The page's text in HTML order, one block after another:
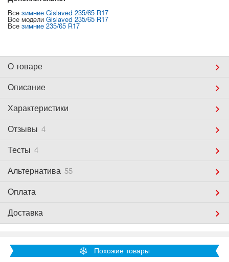
Все зимние Gislaved 235/65 R17
Все модели Gislaved 235/65 R17
Все зимние 235/65 R17
О товаре
Описание
Характеристики
Отзывы 4
Тесты 4
Альтернатива 55
Оплата
Доставка
Похожие товары